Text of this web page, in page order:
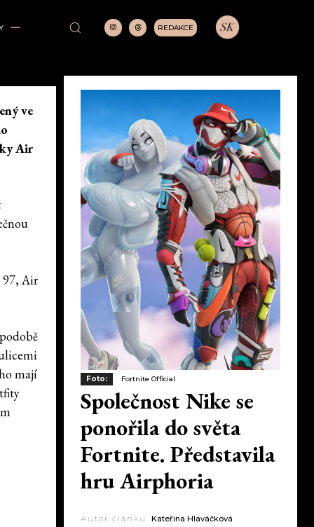
REDAKCE
ve
Air
97, Air
mají
Foto: Fortnite Official
Společnost Nike se
ponořila do světa
Fortnite. Představila
hru Airphoria
Autor článku: Kateřina Hlaváčková